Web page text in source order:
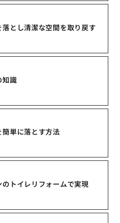
とし清潔な空間を取り戻す
知識
単に落とす方法
トイレリフォームで実現